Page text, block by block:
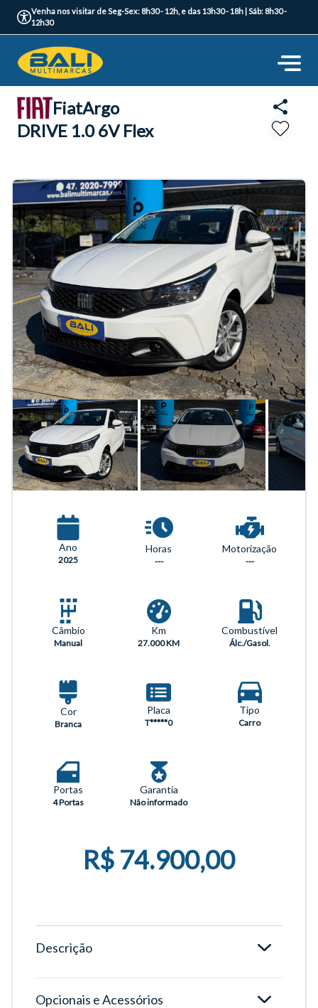
Venha nos visitar de Seg-Sex: 8h30 - 12h, e das 13h30 - 18h | Sáb: 8h30 -
12h30
FiatArgo
DRIVE 1.0 6V Flex
Ano
2025
Horas
---
Motorização
---
Câmbio
Manual
Km
27.000 KM
Combustível
Álc./Gasol.
Cor
Branca
Placa
T*****0
Tipo
Carro
Portas
4 Portas
Garantia
Não informado
R$ 74.900,00
Descrição
Opcionais e Acessórios